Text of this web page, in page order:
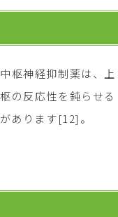
枢神経抑制薬は、上
の反応性を鈍らせる
あります[12]。